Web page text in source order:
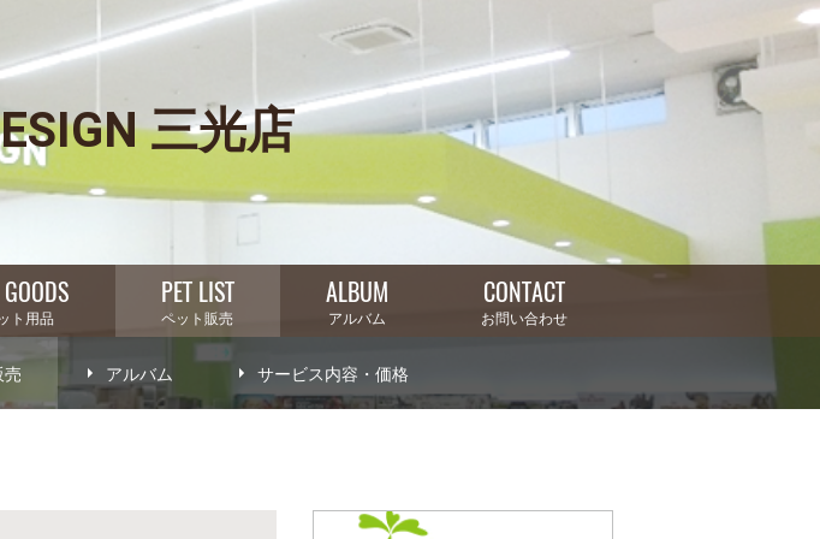
三光店
ト用品
PET LIST
ペット販売
ALBUM
アルバム
CONTACT
お問い合わせ
売 アルバム サービス内容・価格